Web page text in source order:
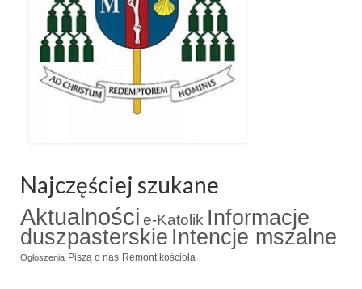
Galerie 2018
Pasterka 2018
Remont kościoła
100 lecie Niepodległości
Triduum Św. St. Kostka 2018
Narodowy Dzień Pamięci “Żołnierzy
Wyklętych” 2018
Galerie 2017
Najczęściej szukane
Aktualności e-Katolik Informacje
duszpasterskie Intencje mszalne
Ogłoszenia Piszą o nas Remont kościoła